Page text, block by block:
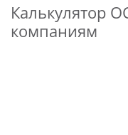
Калькулятор
компаниям